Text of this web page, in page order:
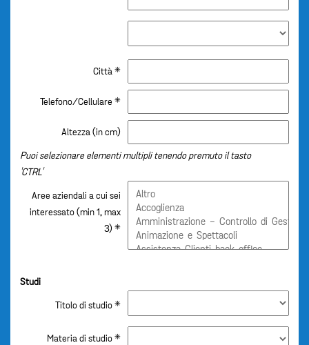
Città *
Telefono/Cellulare *
Altezza (in cm)
Puoi selezionare elementi multipli tenendo premuto il tasto
'CTRL'
Aree aziendali a cui sei
interessato (min 1, max
3) *
Studi
Titolo di studio *
Materia di studio *